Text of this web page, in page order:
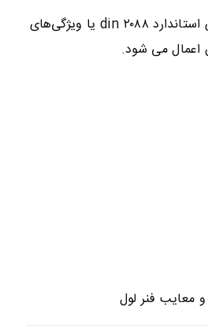
ترانس تولیدی بر مبنای استاندارد din ۲۰۸۸ یا ویژگی‌های
می شود.
و معایب فنر لول